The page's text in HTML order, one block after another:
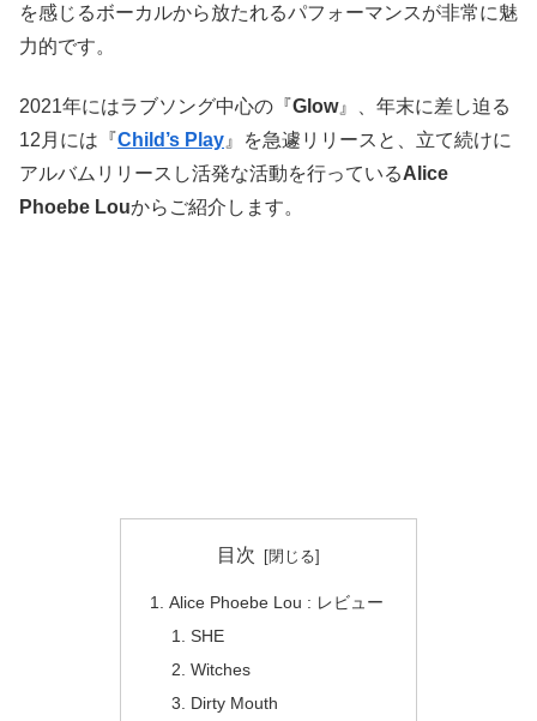
を感じるボーカルから放たれるパフォーマンスが非常に魅
力的です。
2021年にはラブソング中心の『Glow』、年末に差し迫る
12月には『Child’s Play 』を急遽リリースと、立て続けに
アルバムリリースし活発な活動を行っているAlice
Phoebe Louからご紹介します。
目次
Alice Phoebe Lou : レビュー
SHE
Witches
Dirty Mouth